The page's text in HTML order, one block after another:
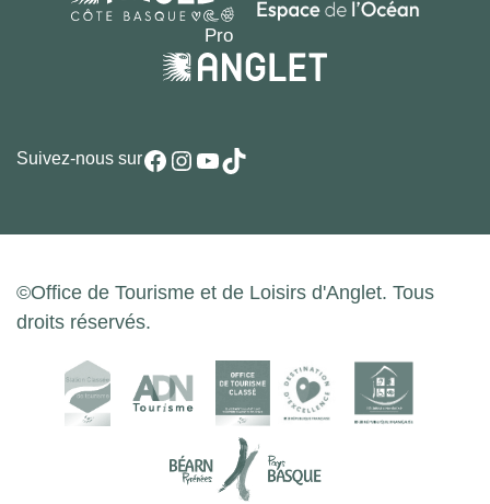
Suivez-nous surFacebook
Instagram
YouTube
TikTok
©Office de Tourisme et de Loisirs d'Anglet. Tous
droits réservés.